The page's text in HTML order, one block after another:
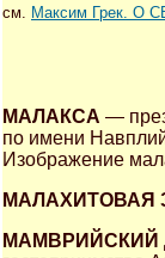
см. Максим Грек. О
МАЛАКСА —
по имени
Изображение
МАЛАХИТОВАЯ
МАМВРИЙСКИЙ